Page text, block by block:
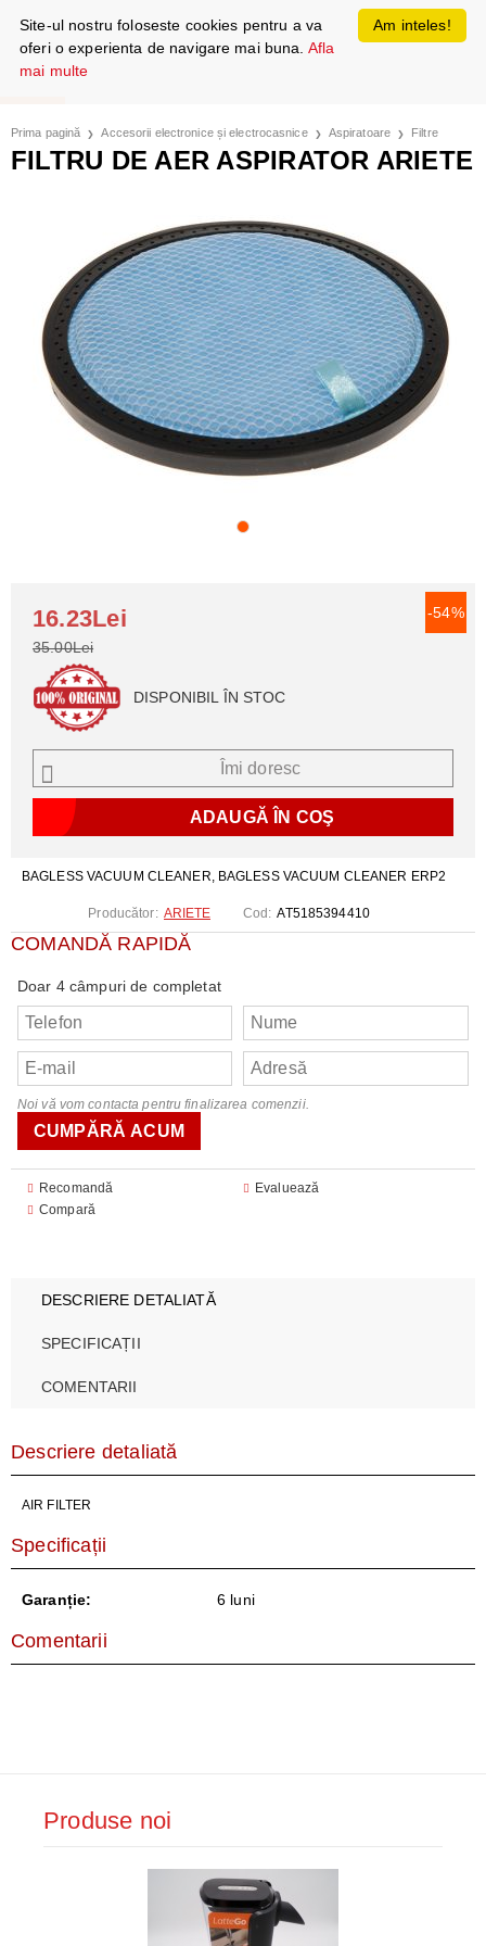
Prima pagină Accesorii electronice și electrocasnice Aspiratoare Filtre
FILTRU DE AER ASPIRATOR ARIETE
BAGLESS VACUUM CLEANER, BAGLESS VACUUM CLEANER ERP2
Producător: ARIETE Cod: AT5185394410
COMANDĂ RAPIDĂ
Doar 4 câmpuri de completat
Noi vă vom contacta pentru finalizarea comenzii.
Recomandă
Evaluează
Compară
-54%
16.23Lei
35.00Lei
DISPONIBIL ÎN STOC
Îmi doresc
DESCRIERE DETALIATĂ
SPECIFICAȚII
COMENTARII
Descriere detaliată
AIR FILTER
Specificații
Garanție: 6 luni
Comentarii
Produse noi
Am inteles!
Site-ul nostru foloseste cookies pentru a va
oferi o experienta de navigare mai buna. Afla
mai multe